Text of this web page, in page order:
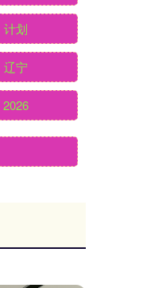
计划
辽宁
2026